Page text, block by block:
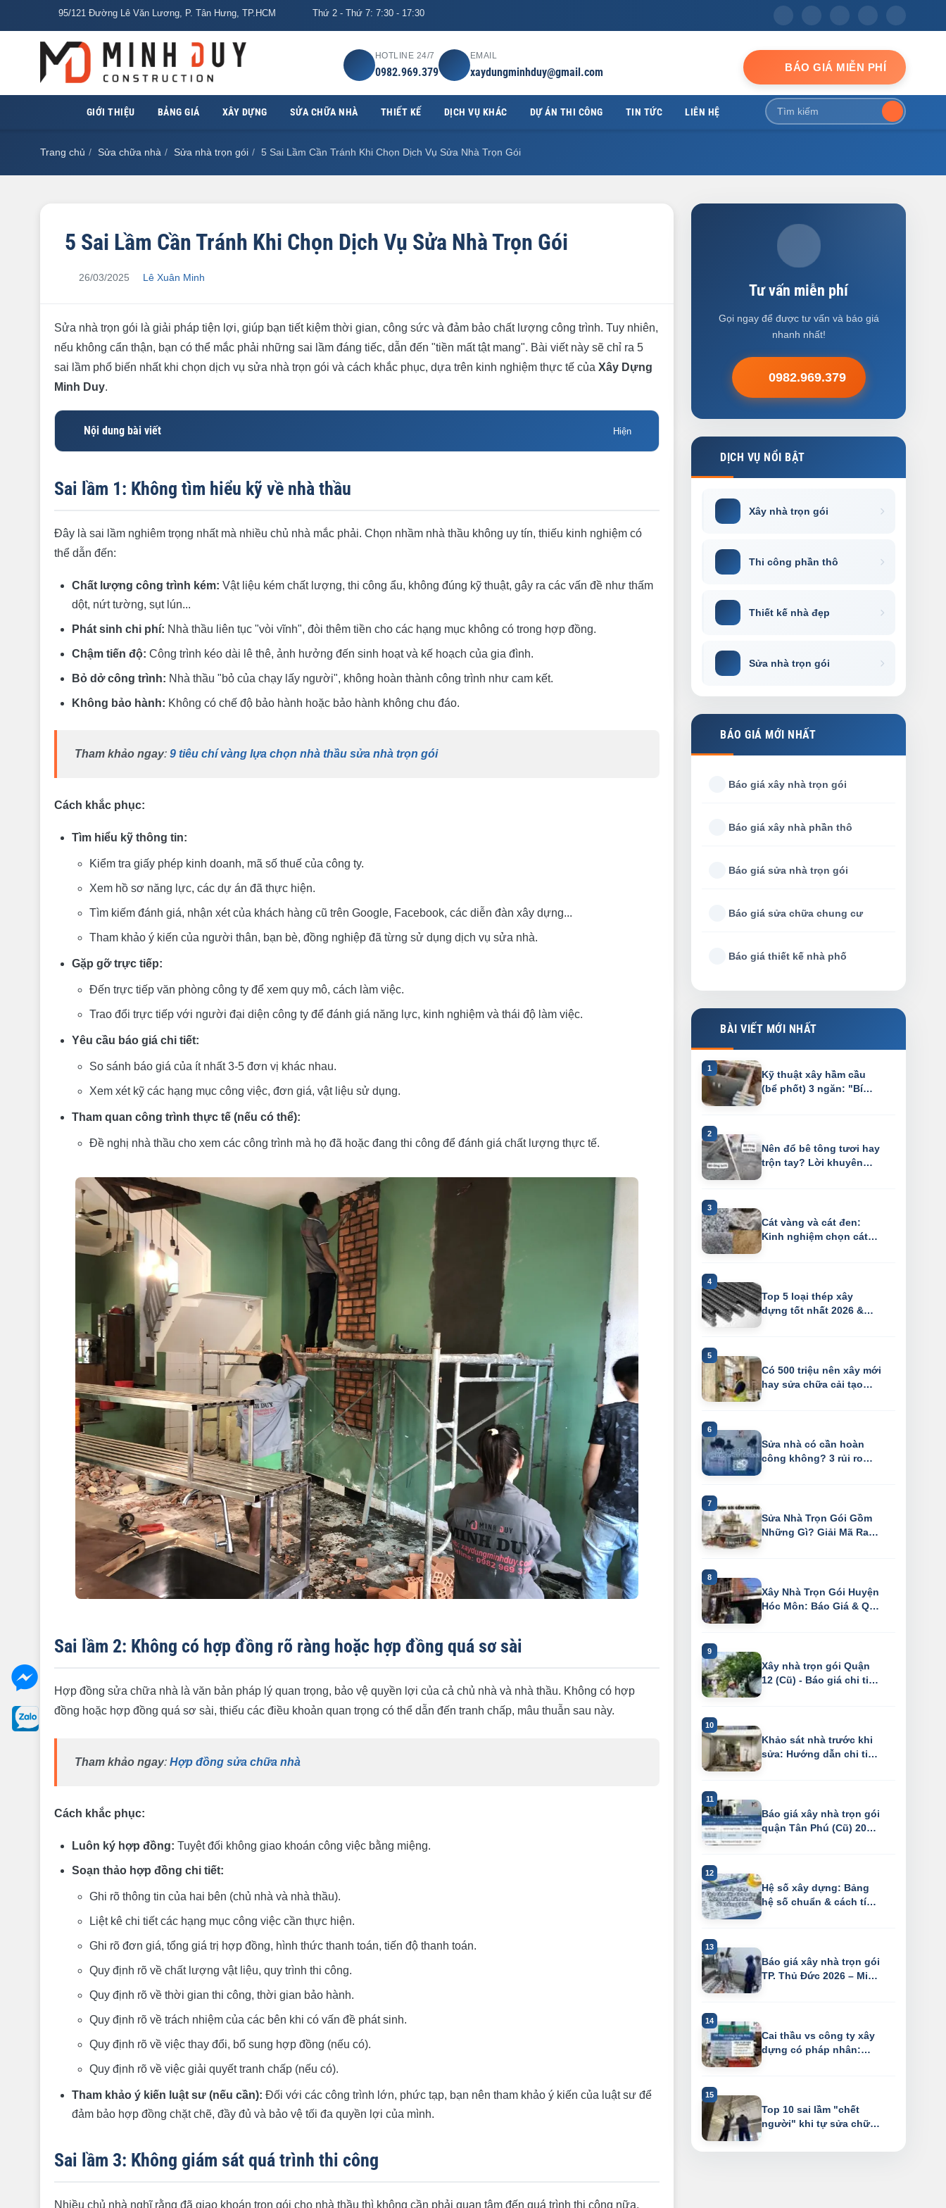
95/121 Đường Lê Văn Lương, P. Tân Hưng, TP.HCM Thứ 2 - Thứ 7: 7:30 - 17:30
HOTLINE 24/7
0982.969.379
EMAIL
xaydungminhduy@gmail.com BÁO GIÁ MIỄN PHÍ
GIỚI THIỆU BẢNG GIÁ XÂY DỰNG SỬA CHỮA NHÀ THIẾT KẾ DỊCH VỤ KHÁC DỰ ÁN THI CÔNG TIN TỨC LIÊN HỆ
Trang chủ Sửa chữa nhà Sửa nhà trọn gói 5 Sai Lầm Cần Tránh Khi Chọn Dịch Vụ Sửa Nhà Trọn Gói
5 Sai Lầm Cần Tránh Khi Chọn Dịch Vụ Sửa Nhà Trọn Gói
26/03/2025 Lê Xuân Minh
Sửa nhà trọn gói là giải pháp tiện lợi, giúp bạn tiết kiệm thời gian, công sức và đảm bảo chất lượng công trình. Tuy nhiên,
nếu không cẩn thận, bạn có thể mắc phải những sai lầm đáng tiếc, dẫn đến "tiền mất tật mang". Bài viết này sẽ chỉ ra 5
sai lầm phổ biến nhất khi chọn dịch vụ sửa nhà trọn gói và cách khắc phục, dựa trên kinh nghiệm thực tế của Xây Dựng
Minh Duy.
Nội dung bài viết Hiện
Sai lầm 2: Không có hợp đồng rõ ràng hoặc hợp đồng quá sơ sài
Sai lầm 4: Thay đổi thiết kế, vật liệu giữa chừng
Xây Dựng Minh Duy: Giải pháp sửa nhà trọn gói uy tín, chuyên nghiệp
Liên hệ Xây Dựng Minh Duy
Sai lầm 1: Không tìm hiểu kỹ về nhà thầu
Đây là sai lầm nghiêm trọng nhất mà nhiều chủ nhà mắc phải. Chọn nhầm nhà thầu không uy tín, thiếu kinh nghiệm có
thể dẫn đến:
Chất lượng công trình kém: Vật liệu kém chất lượng, thi công ẩu, không đúng kỹ thuật, gây ra các vấn đề như thấm
dột, nứt tường, sụt lún...
Phát sinh chi phí: Nhà thầu liên tục "vòi vĩnh", đòi thêm tiền cho các hạng mục không có trong hợp đồng.
Chậm tiến độ: Công trình kéo dài lê thê, ảnh hưởng đến sinh hoạt và kế hoạch của gia đình.
Bỏ dở công trình: Nhà thầu "bỏ của chạy lấy người", không hoàn thành công trình như cam kết.
Không bảo hành: Không có chế độ bảo hành hoặc bảo hành không chu đáo.
Tham khảo ngay: 9 tiêu chí vàng lựa chọn nhà thầu sửa nhà trọn gói
Cách khắc phục:
Tìm hiểu kỹ thông tin:
Kiểm tra giấy phép kinh doanh, mã số thuế của công ty.
Xem hồ sơ năng lực, các dự án đã thực hiện.
Tìm kiếm đánh giá, nhận xét của khách hàng cũ trên Google, Facebook, các diễn đàn xây dựng...
Tham khảo ý kiến của người thân, bạn bè, đồng nghiệp đã từng sử dụng dịch vụ sửa nhà.
Gặp gỡ trực tiếp:
Đến trực tiếp văn phòng công ty để xem quy mô, cách làm việc.
Trao đổi trực tiếp với người đại diện công ty để đánh giá năng lực, kinh nghiệm và thái độ làm việc.
Yêu cầu báo giá chi tiết:
So sánh báo giá của ít nhất 3-5 đơn vị khác nhau.
Xem xét kỹ các hạng mục công việc, đơn giá, vật liệu sử dụng.
Tham quan công trình thực tế (nếu có thể):
Đề nghị nhà thầu cho xem các công trình mà họ đã hoặc đang thi công để đánh giá chất lượng thực tế.
Sai lầm 2: Không có hợp đồng rõ ràng hoặc hợp đồng quá sơ sài
Hợp đồng sửa chữa nhà là văn bản pháp lý quan trọng, bảo vệ quyền lợi của cả chủ nhà và nhà thầu. Không có hợp
đồng hoặc hợp đồng quá sơ sài, thiếu các điều khoản quan trọng có thể dẫn đến tranh chấp, mâu thuẫn sau này.
Tham khảo ngay: Hợp đồng sửa chữa nhà
Cách khắc phục:
Luôn ký hợp đồng: Tuyệt đối không giao khoán công việc bằng miệng.
Soạn thảo hợp đồng chi tiết:
Ghi rõ thông tin của hai bên (chủ nhà và nhà thầu).
Liệt kê chi tiết các hạng mục công việc cần thực hiện.
Ghi rõ đơn giá, tổng giá trị hợp đồng, hình thức thanh toán, tiến độ thanh toán.
Quy định rõ về chất lượng vật liệu, quy trình thi công.
Quy định rõ về thời gian thi công, thời gian bảo hành.
Quy định rõ về trách nhiệm của các bên khi có vấn đề phát sinh.
Quy định rõ về việc thay đổi, bổ sung hợp đồng (nếu có).
Quy định rõ về việc giải quyết tranh chấp (nếu có).
Tham khảo ý kiến luật sư (nếu cần): Đối với các công trình lớn, phức tạp, bạn nên tham khảo ý kiến của luật sư để
đảm bảo hợp đồng chặt chẽ, đầy đủ và bảo vệ tối đa quyền lợi của mình.
Sai lầm 3: Không giám sát quá trình thi công
Nhiều chủ nhà nghĩ rằng đã giao khoán trọn gói cho nhà thầu thì không cần phải quan tâm đến quá trình thi công nữa.
Tư vấn miễn phí
Gọi ngay để được tư vấn và báo giá
nhanh nhất!
0982.969.379
DỊCH VỤ NỔI BẬT
Xây nhà trọn gói
Thi công phần thô
Thiết kế nhà đẹp
Sửa nhà trọn gói
BÁO GIÁ MỚI NHẤT
Báo giá xây nhà trọn gói
Báo giá xây nhà phần thô
Báo giá sửa nhà trọn gói
Báo giá sửa chữa chung cư
Báo giá thiết kế nhà phố
BÀI VIẾT MỚI NHẤT
Kỹ thuật xây hầm cầu
(bể phốt) 3 ngăn: "Bí
Nên đổ bê tông tươi hay
trộn tay? Lời khuyên
Cát vàng và cát đen:
Kinh nghiệm chọn cát
Top 5 loại thép xây
dựng tốt nhất 2026 &
Có 500 triệu nên xây mới
hay sửa chữa cải tạo
Sửa nhà có cần hoàn
công không? 3 rủi ro
Sửa Nhà Trọn Gói Gồm
Những Gì? Giải Mã Ranh
Xây Nhà Trọn Gói Huyện
Hóc Môn: Báo Giá & Quy
Xây nhà trọn gói Quận
12 (Cũ) - Báo giá chi tiết
Khảo sát nhà trước khi
sửa: Hướng dẫn chi tiết
Báo giá xây nhà trọn gói
quận Tân Phú (Cũ) 2026
Hệ số xây dựng: Bảng
hệ số chuẩn & cách tính
Báo giá xây nhà trọn gói
TP. Thủ Đức 2026 – Miễn
Cai thầu vs công ty xây
dựng có pháp nhân:
Top 10 sai lầm "chết
người" khi tự sửa chữa